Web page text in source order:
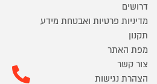
דרושים
מדיניות פרטיות ואבטחת מידע
תקנון
מפת האתר
צור קשר
הצהרת נגישות